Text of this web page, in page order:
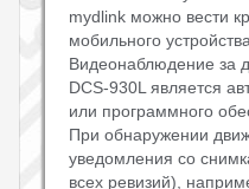
mydlink можно вести
мобильного
Видеонаблюдение за
DCS-930L является
или программного
При обнаружении
уведомления со
всех ревизий),